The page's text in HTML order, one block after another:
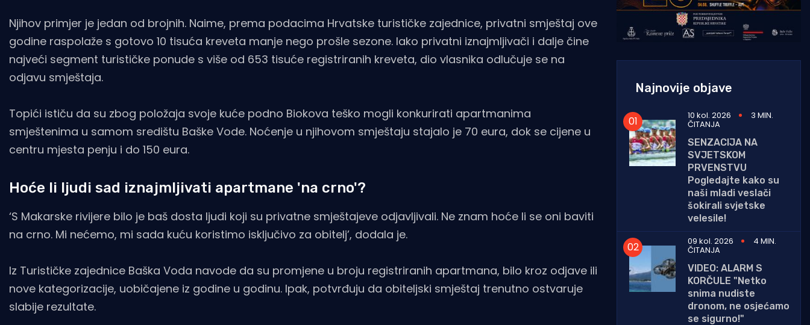
Njihov primjer je jedan od brojnih. Naime, prema podacima Hrvatske turističke zajednice, privatni smještaj ove
godine raspolaže s gotovo 10 tisuća kreveta manje nego prošle sezone. Iako privatni iznajmljivači i dalje čine
najveći segment turističke ponude s više od 653 tisuće registriranih kreveta, dio vlasnika odlučuje se na
odjavu smještaja.
Topići ističu da su zbog položaja svoje kuće podno Biokova teško mogli konkurirati apartmanima
smještenima u samom središtu Baške Vode. Noćenje u njihovom smještaju stajalo je 70 eura, dok se cijene u
centru mjesta penju i do 150 eura.
Hoće li ljudi sad iznajmljivati apartmane 'na crno'?
‘S Makarske rivijere bilo je baš dosta ljudi koji su privatne smještajeve odjavljivali. Ne znam hoće li se oni baviti
na crno. Mi nećemo, mi sada kuću koristimo isključivo za obitelj’, dodala je.
Iz Turističke zajednice Baška Voda navode da su promjene u broju registriranih apartmana, bilo kroz odjave ili
nove kategorizacije, uobičajene iz godine u godinu. Ipak, potvrđuju da obiteljski smještaj trenutno ostvaruje
slabije rezultate.
Najnovije objave
10 kol. 2026 3 MIN.
ČITANJA
SENZACIJA NA
SVJETSKOM
PRVENSTVU
Pogledajte kako su
naši mladi veslači
šokirali svjetske
velesile!
09 kol. 2026
4 MIN.
ČITANJA
VIDEO: ALARM S
KORČULE "Netko
snima nudiste
dronom, ne osjećamo
se sigurno!"